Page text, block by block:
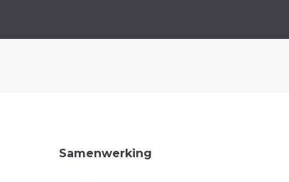
Samenwerking